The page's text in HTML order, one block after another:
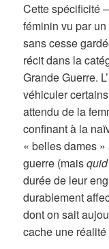
Cette spécificité
féminin vu par
sans cesse
récit dans la
Grande Guerre.
véhiculer
attendu de la
confinant à la
« belles dames
guerre (mais
durée de leur
durablement
dont on sait
cache une